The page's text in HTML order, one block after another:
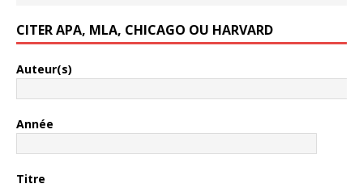
CITER APA, MLA, CHICAGO OU HARVARD
Auteur(s)
Année
Titre